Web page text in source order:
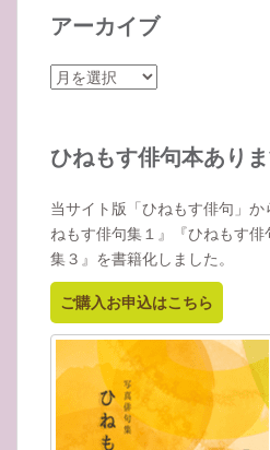
アーカイブ
ア
イ
ひねもす俳句本ありま
当サイト版「ひねもす俳句」か
ねもす俳句集１』『ひねもす
集３』を書籍化しました。
ご購入お申込はこちら